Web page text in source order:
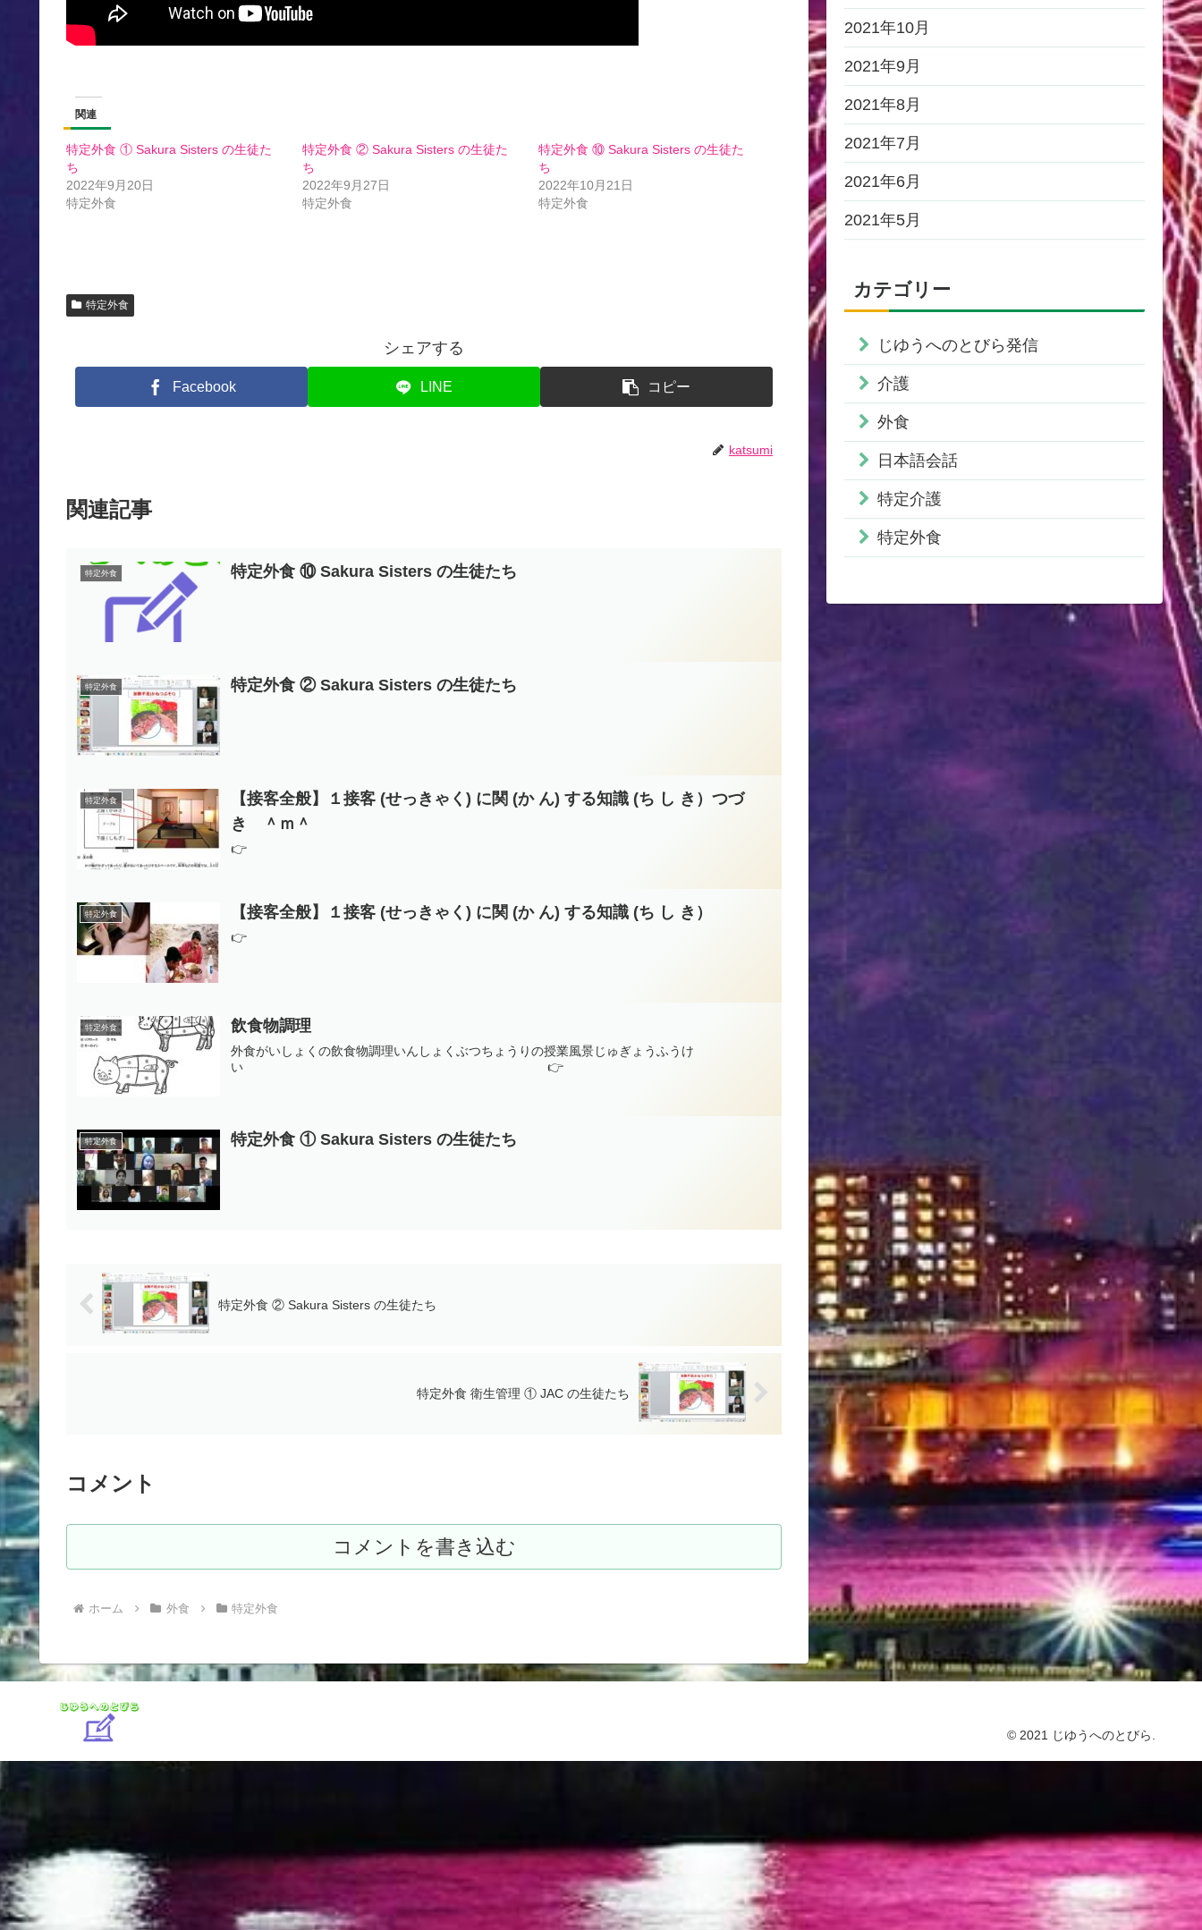
関連
特定外食 ① Sakura Sisters の生徒た
ち
2022年9月20日
特定外食
特定外食 ② Sakura Sisters の生徒た
ち
2022年9月27日
特定外食
特定外食 ⑩ Sakura Sisters の生徒た
ち
2022年10月21日
特定外食
特定外食
シェアする
Facebook LINE コピー
katsumi
関連記事
特定外食 特定外食 ⑩ Sakura Sisters の生徒たち
特定外食 特定外食 ② Sakura Sisters の生徒たち
特定外食
【接客全般】１接客 (せっきゃく) に関 (か ん) する知識 (ち し き）つづ
き ＾ｍ＾
👉
特定外食 【接客全般】１接客 (せっきゃく) に関 (か ん) する知識 (ち し き）
👉
特定外食 飲食物調理
外食がいしょくの飲食物調理いんしょくぶつちょうりの授業風景じゅぎょうふうけ
い 👉
特定外食 特定外食 ① Sakura Sisters の生徒たち
特定外食 ② Sakura Sisters の生徒たち
特定外食 衛生管理 ① JAC の生徒たち
コメント
コメントを書き込む
ホーム 外食 特定外食
2021年10月
2021年9月
2021年8月
2021年7月
2021年6月
2021年5月
カテゴリー
じゆうへのとびら発信
介護
外食
日本語会話
特定介護
特定外食
© 2021 じゆうへのとびら.